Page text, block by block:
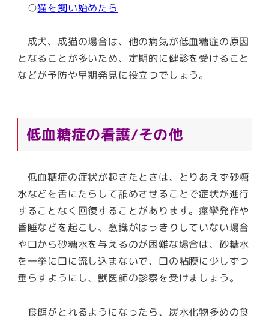
○猫を飼い始めたら
成犬、成猫の場合は、他の病気が低血糖症の原因
となることが多いため、定期的に健診を受けること
などが予防や早期発見に役立つでしょう。
低血糖症の看護/その他
低血糖症の症状が起きたときは、とりあえず砂糖
水などを舌にたらして舐めさせることで症状が進行
することなく回復することがあります。痙攣発作や
昏睡などを起こし、意識がはっきりしていない場合
や口から砂糖水を与えるのが困難な場合は、砂糖水
を一挙に口に流し込まないで、口の粘膜に少しずつ
垂らすようにし、獣医師の診察を受けましょう。
食餌がとれるようになったら、炭水化物多めの食